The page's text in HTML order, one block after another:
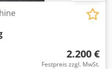
2.200 €
Festpreis zzgl. MwSt.